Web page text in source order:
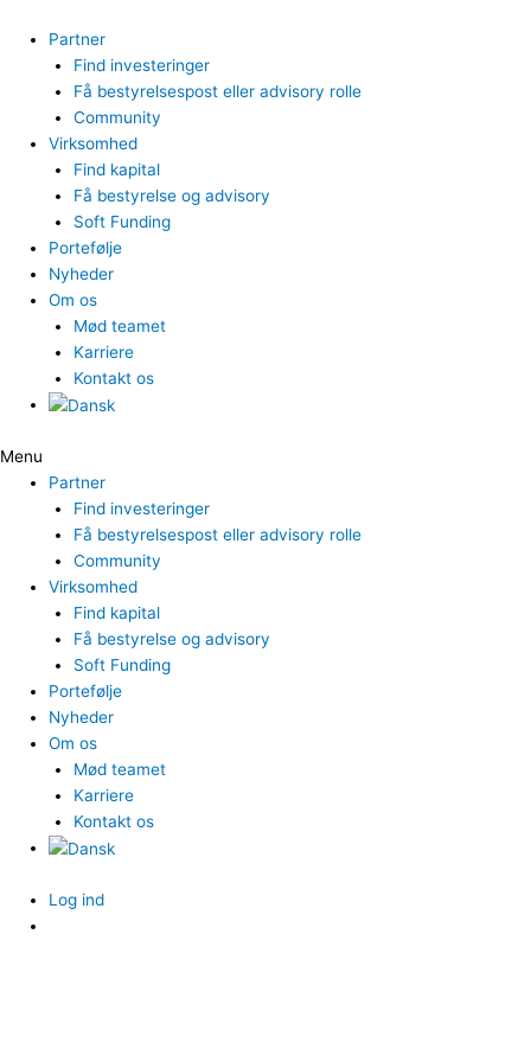
indholdet
Partner
Find investeringer
Få bestyrelsespost eller advisory rolle
Community
Virksomhed
Find kapital
Få bestyrelse og advisory
Soft Funding
Portefølje
Nyheder
Om os
Mød teamet
Karriere
Kontakt os
Menu
Partner
Find investeringer
Få bestyrelsespost eller advisory rolle
Community
Virksomhed
Find kapital
Få bestyrelse og advisory
Soft Funding
Portefølje
Nyheder
Om os
Mød teamet
Karriere
Kontakt os
Log ind